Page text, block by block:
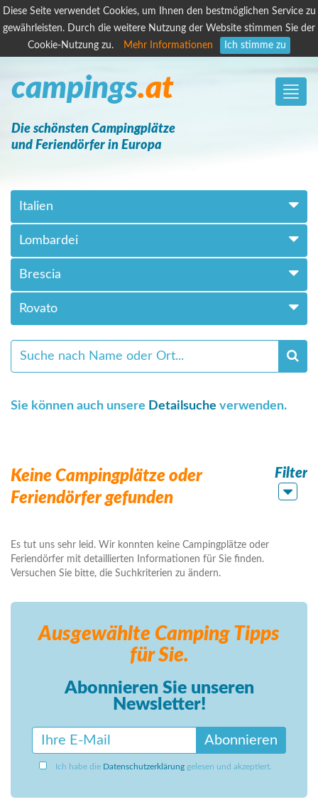
Diese Seite verwendet Cookies, um Ihnen den bestmöglichen Service zu
gewährleisten. Durch die weitere Nutzung der Website stimmen Sie der
Cookie-Nutzung zu.
Mehr Informationen Ich stimme zu
Toggle
campings.at
Die schönsten Campingplätze
und Feriendörfer in Europa
Italien
Lombardei
Brescia
Rovato
Sie können auch unsere Detailsuche verwenden.
Keine Campingplätze oder
Feriendörfer gefunden
Filter
Es tut uns sehr leid. Wir konnten keine Campingplätze oder
Feriendörfer mit detaillierten Informationen für Sie finden.
Versuchen Sie bitte, die Suchkriterien zu ändern.
Ausgewählte Camping Tipps
für Sie.
Abonnieren Sie unseren
Newsletter!
Abonnieren
Ich habe die Datenschutzerklärung gelesen und akzeptiert.